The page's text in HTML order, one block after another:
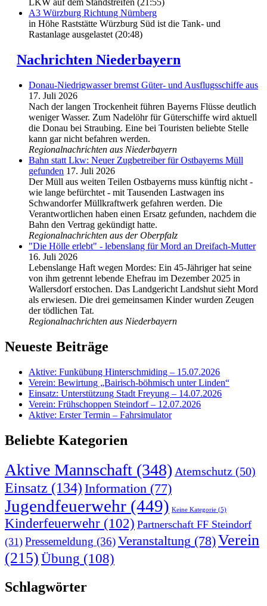
LKW auf dem Standstreifen (21:55)
A3 Würzburg Richtung Nürnberg
in Höhe Raststätte Würzburg Süd ist die Tank- und
Rastanlage ausgelastet (20:48)
Nachrichten Niederbayern
Donau-Niedrigwasser bremst Güter- und Ausflugsschiffe aus
17. Juli 2026
Nach der langen Trockenheit führen Bayerns Flüsse deutlich
weniger Wasser. Zum Nadelöhr für Güterschiffe wird aktuell
die Donau bei Straubing. Eine bei Touristen beliebte Stelle
kann gar nicht befahren werden.
Regionalnachrichten aus Niederbayern
Bahn statt Lkw: Neuer Zugbetreiber für Ostbayerns Müll
gefunden 17. Juli 2026
Der Müll aus weiten Teilen Ostbayerns muss künftig nicht -
wie lange befürchtet - mit Tausenden Lastwagen ins
Schwandorfer Müllkraftwerk gefahren werden. Die
Verantwortlichen haben einen Ersatz gefunden, nachdem die
Bahn den Vertrag gekündigt hatte.
Regionalnachrichten aus der Oberpfalz
"Die Hölle erlebt" - lebenslang für Mord an Dreifach-Mutter
16. Juli 2026
Lebenslange Haft wegen Mordes: Ein 45-Jähriger hat seine
von ihm getrennt lebende Ehefrau im Dezember 2025 in
Wallersdorf erstochen. Das Landgericht Landshut sieht Mord
als erwiesen. Die drei gemeinsamen Kinder wurden Zeugen
der tödlichen Tat.
Regionalnachrichten aus Niederbayern
Neueste Beiträge
Aktive: Funkübung Hinterschmiding – 15.07.2026
Verein: Bewirtung „Bairisch-böhmisch unter Linden“
Einsatz: Unterstützung Stadt Freyung – 14.07.2026
Verein: Frühschoppen Steindorf – 12.07.2026
Aktive: Erster Termin – Fahrsimulator
Beliebte Kategorien
Aktive Mannschaft (348) Atemschutz (50)
Einsatz (134) Information (77)
Jugendfeuerwehr (449) Keine Kategorie (5)
Kinderfeuerwehr (102) Partnerschaft FF Steindorf
(31) Pressemeldung (36)Veranstaltung (78)Verein
(215)Übung (108)
Schlagwörter